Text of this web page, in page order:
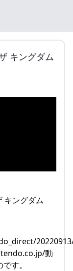
キングダム
動
す。